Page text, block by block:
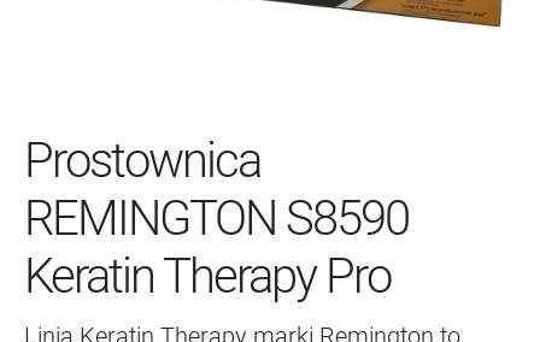
Prostownica
REMINGTON S8590
Keratin Therapy Pro
Linia Keratin Therapy marki Remington to